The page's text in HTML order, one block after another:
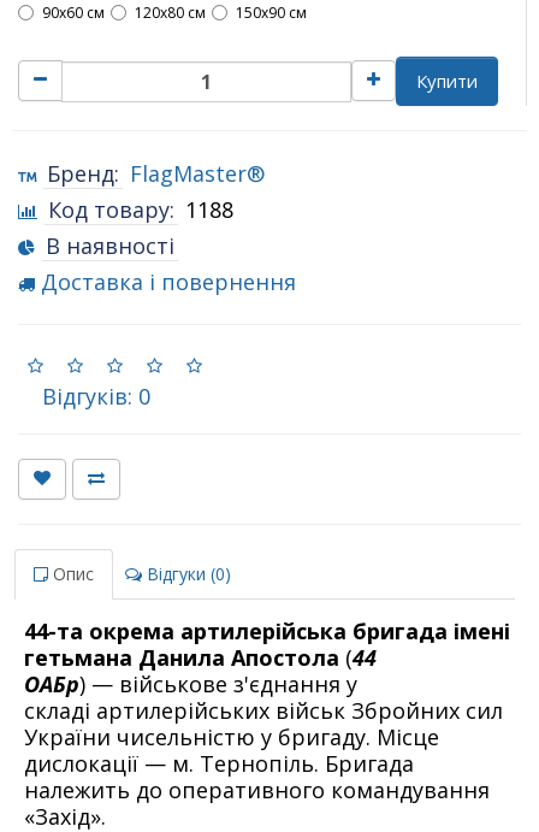
90х60 см 120х80 см 150х90 см
Купити
Бренд: FlagMaster®
Код товару: 1188
В наявності
Доставка і повернення
Відгуків: 0
Опис Відгуки (0)
44-та окрема артилерійська бригада імені
гетьмана Данила Апостола (44
ОАБр) — військове з'єднання у
складі артилерійських військ Збройних сил
України чисельністю у бригаду. Місце
дислокації — м. Тернопіль. Бригада
належить до оперативного командування
«Захід».